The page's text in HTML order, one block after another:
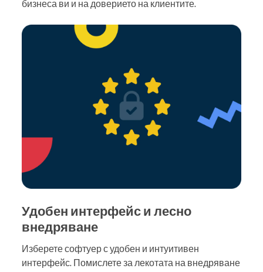
бизнеса ви и на доверието на клиентите.
Удобен интерфейс и лесно
внедряване
Изберете софтуер с удобен и интуитивен
интерфейс. Помислете за лекотата на внедряване